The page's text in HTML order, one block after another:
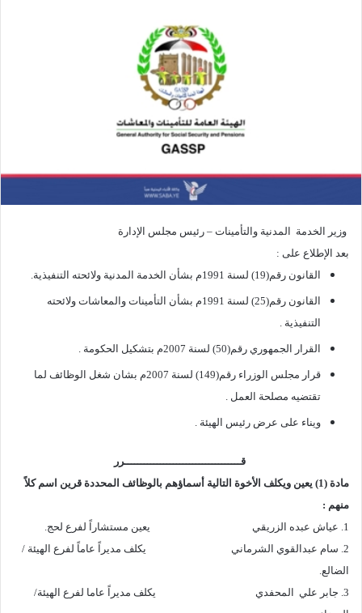
وزير الخدمة المدنية والتأمينات – رئيس مجلس الإدارة
بعد الإطلاع على :
القانون رقم(19) لسنة 1991م بشأن الخدمة المدنية ولائحته التنفيذية.
القانون رقم(25) لسنة 1991م بشأن التأمينات والمعاشات ولائحته
التنفيذية .
القرار الجمهوري رقم(50) لسنة 2007م بتشكيل الحكومة .
قرار مجلس الوزراء رقم(149) لسنة 2007م بشان شغل الوظائف لما
تقتضيه مصلحة العمل .
ويناء على عرض رئيس الهيئة .
قــــــــــــــــــــــــــــــــــــرر
مادة (1) يعين ويكلف الأخوة التالية أسماؤهم بالوظائف المحددة قرين اسم كلاً
منهم :
1. عياش عبده الزريقي يعين مستشاراً لفرع لحج.
2. سام عبدالقوي الشرماني يكلف مديراً عاماً لفرع الهيئة /
الضالع.
3. جابر علي المحفدي يكلف مديراً عاما لفرع الهيئة/